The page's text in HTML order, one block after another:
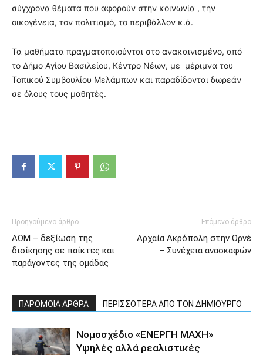
σύγχρονα θέματα που αφορούν στην κοινωνία , την
οικογένεια, τον πολιτισμό, το περιβάλλον κ.ά.
Τα μαθήματα πραγματοποιούνται στο ανακαινισμένο, από
το Δήμο Αγίου Βασιλείου, Κέντρο Νέων, με μέριμνα του
Τοπικού Συμβουλίου Μελάμπων και παραδίδονται δωρεάν
σε όλους τους μαθητές.
Προηγούμενο άρθρο
ΑΟΜ – δεξίωση της
διοίκησης σε παίκτες και
παράγοντες της ομάδας
Επόμενο άρθρο
Αρχαία Ακρόπολη στην Ορνέ
– Συνέχεια ανασκαφών
ΠΑΡΟΜΟΙΑ ΑΡΘΡΑ ΠΕΡΙΣΣΟΤΕΡΑ ΑΠΟ ΤΟΝ ΔΗΜΙΟΥΡΓΟ
Νομοσχέδιο «ΕΝΕΡΓΗ ΜΑΧΗ»
Υψηλές αλλά ρεαλιστικές